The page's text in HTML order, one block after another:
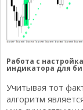
Работа с
индикатора для
Учитывая тот
алгоритм